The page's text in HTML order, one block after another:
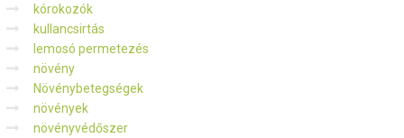
kórokozók
kullancsirtás
lemosó permetezés
növény
Növénybetegségek
növények
növényvédőszer